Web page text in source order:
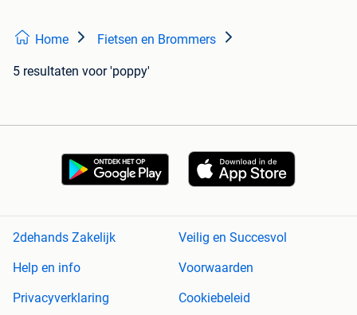
Home Fietsen en Brommers
5 resultaten voor 'poppy'
2dehands Zakelijk
Veilig en Succesvol
Help en info
Voorwaarden
Privacyverklaring
Cookiebeleid